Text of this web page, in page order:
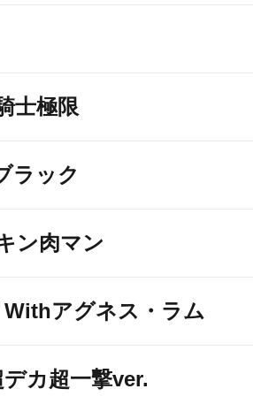
士極限
ラック
ン肉マン
Withアグネス・ラム
カ超一撃ver.